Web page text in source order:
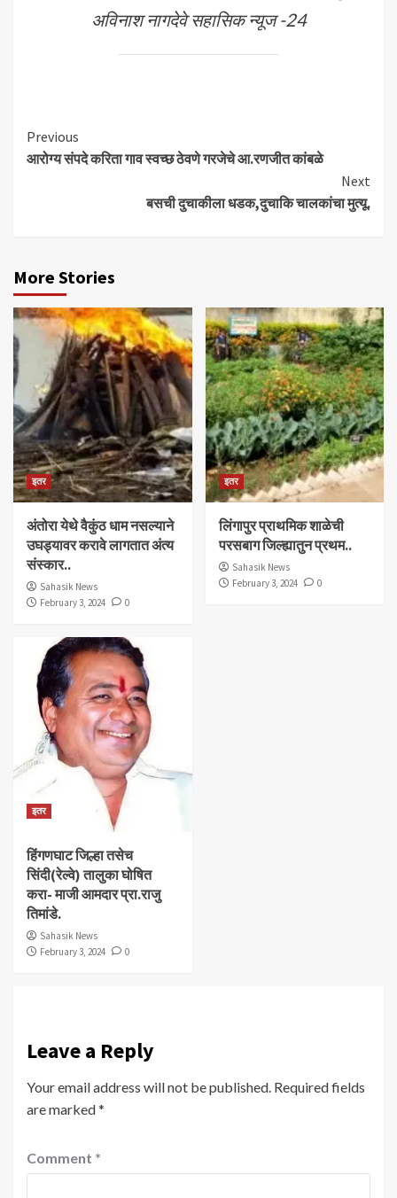
अविनाश नागदेवे सहासिक न्यूज -24
Continue
Reading
Previous
आरोग्य संपदे करिता गाव स्वच्छ ठेवणे गरजेचे आ.रणजीत कांबळे
Next
बसची दुचाकीला धडक,दुचाकि चालकांचा मुत्यू.
More Stories
इतर
अंतोरा येथे वैकुंठ धाम नसल्याने
उघड्यावर करावे लागतात अंत्य
संस्कार..
Sahasik News
February 3, 2024
0
इतर
लिंगापुर प्राथमिक शाळेची
परसबाग जिल्ह्यातुन प्रथम..
Sahasik News
February 3, 2024
0
इतर
हिंगणघाट जिल्हा तसेच
सिंदी(रेल्वे) तालुका घोषित
करा- माजी आमदार प्रा.राजु
तिमांडे.
Sahasik News
February 3, 2024
0
Leave a Reply
Your email address will not be published. Required fields
are marked*
Comment *